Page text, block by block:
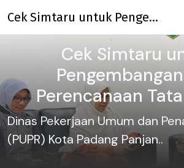
Cek Simtaru untuk Pengembangan dan Perencanaan Tata Ruang
Cek Simtaru
Perencanaan
Dinas Pekerjaan Umum dan
(PUPR) Kota Padang Panjan..